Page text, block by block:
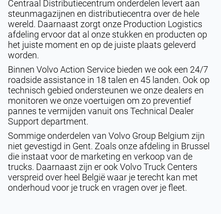
Centraal Distributiecentrum onderdelen levert aan
steunmagazijnen en distributiecentra over de hele
wereld. Daarnaast zorgt onze Production Logistics
afdeling ervoor dat al onze stukken en producten op
het juiste moment en op de juiste plaats geleverd
worden.
Binnen Volvo Action Service bieden we ook een 24/7
roadside assistance in 18 talen en 45 landen. Ook op
technisch gebied ondersteunen we onze dealers en
monitoren we onze voertuigen om zo preventief
pannes te vermijden vanuit ons Technical Dealer
Support department.
Sommige onderdelen van Volvo Group Belgium zijn
niet gevestigd in Gent. Zoals onze afdeling in Brussel
die instaat voor de marketing en verkoop van de
trucks. Daarnaast zijn er ook Volvo Truck Centers
verspreid over heel België waar je terecht kan met
onderhoud voor je truck en vragen over je fleet.